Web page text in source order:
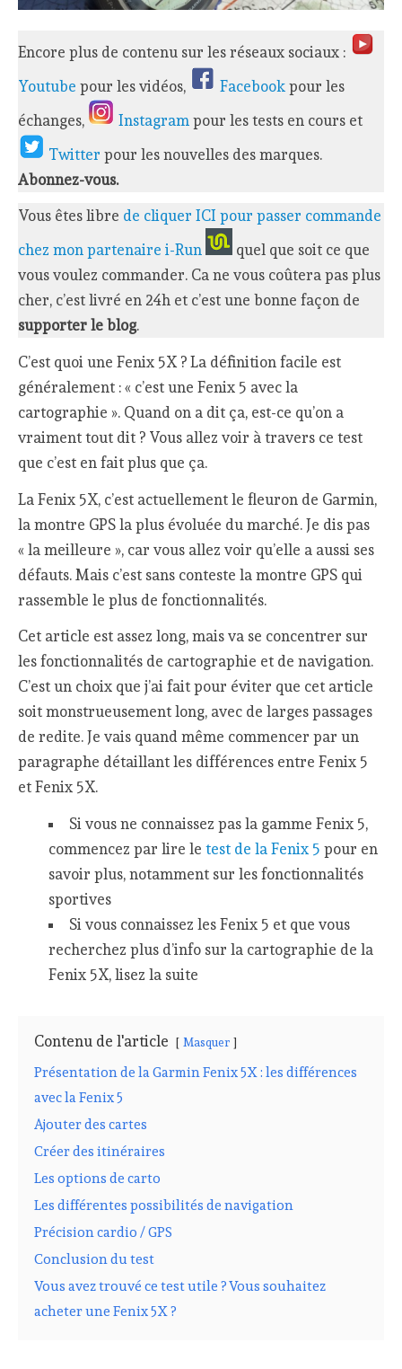
Encore plus de contenu sur les réseaux sociaux :
Youtube pour les vidéos, Facebookpour les
échanges,
Instagrampour les tests en cours et
Twitterpour les nouvelles des marques.
Abonnez-vous.
Vous êtes libre de cliquer ICI pour passer commande
chez mon partenaire i-Run
quel que soit ce que
vous voulez commander. Ca ne vous coûtera pas plus
cher, c’est livré en 24h et c’est une bonne façon de
supporter le blog.
C’est quoi une Fenix 5X ? La définition facile est
généralement : « c’est une Fenix 5 avec la
cartographie ». Quand on a dit ça, est-ce qu’on a
vraiment tout dit ? Vous allez voir à travers ce test
que c’est en fait plus que ça.
La Fenix 5X, c’est actuellement le fleuron de Garmin,
la montre GPS la plus évoluée du marché. Je dis pas
« la meilleure », car vous allez voir qu’elle a aussi ses
défauts. Mais c’est sans conteste la montre GPS qui
rassemble le plus de fonctionnalités.
Cet article est assez long, mais va se concentrer sur
les fonctionnalités de cartographie et de navigation.
C’est un choix que j’ai fait pour éviter que cet article
soit monstrueusement long, avec de larges passages
de redite. Je vais quand même commencer par un
paragraphe détaillant les différences entre Fenix 5
et Fenix 5X.
Si vous ne connaissez pas la gamme Fenix 5,
commencez par lire le test de la Fenix 5 pour en
savoir plus, notamment sur les fonctionnalités
sportives
Si vous connaissez les Fenix 5 et que vous
recherchez plus d’info sur la cartographie de la
Fenix 5X, lisez la suite
Contenu de l'article Masquer
Présentation de la Garmin Fenix 5X : les différences
avec la Fenix 5
Ajouter des cartes
Créer des itinéraires
Les options de carto
Les différentes possibilités de navigation
Précision cardio / GPS
Conclusion du test
Vous avez trouvé ce test utile ? Vous souhaitez
acheter une Fenix 5X ?